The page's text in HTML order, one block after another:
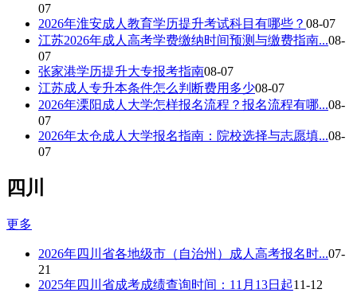
07
2026年淮安成人教育学历提升考试科目有哪些？ 08-07
江苏2026年成人高考学费缴纳时间预测与缴费指南...08-
07
张家港学历提升大专报考指南08-07
江苏成人专升本条件怎么判断费用多少08-07
2026年溧阳成人大学怎样报名流程？报名流程有哪...08-
07
2026年太仓成人大学报名指南：院校选择与志愿填...08-
07
四川
更多
2026年四川省各地级市（自治州）成人高考报名时...07-
21
2025年四川省成考成绩查询时间：11月13日起11-12